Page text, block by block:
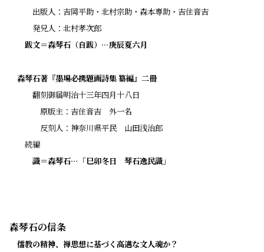
出版人：吉岡平助・北村宗助・森本専助・吉住音吉
発兄人：北村孝次郎
跋文＝森琴石（自跋）…庚辰夏六月
森琴石著『墨場必携題画詩集 纂編』二冊
翻刻御届明治十三年四月十八日
原版主：吉住音吉 外一名
反刻人：神奈川県平民 山田浅治郎
続編
識＝森琴石…「巳卯冬日 琴石逸民識」
森琴石の信条
儒教の精神、禅思想に基づく高邁な文人魂か？